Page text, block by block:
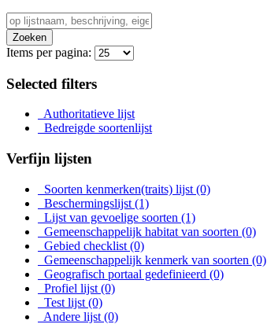
Zoeken
Items per pagina:
Selected filters
Authoritatieve lijst
Bedreigde soortenlijst
Verfijn lijsten
Soorten kenmerken(traits) lijst (0)
Beschermingslijst (1)
Lijst van gevoelige soorten (1)
Gemeenschappelijk habitat van soorten (0)
Gebied checklist (0)
Gemeenschappelijk kenmerk van soorten (0)
Geografisch portaal gedefinieerd (0)
Profiel lijst (0)
Test lijst (0)
Andere lijst (0)